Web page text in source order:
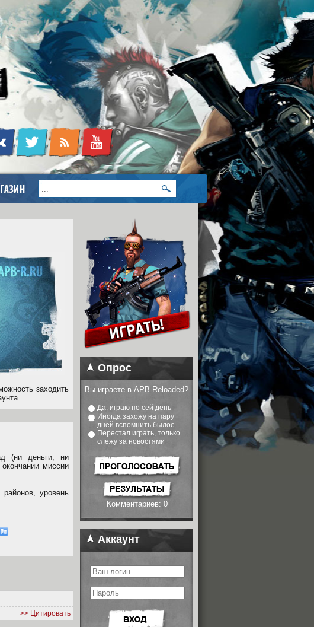
заходить
(ни деньги, ни
миссии
уровень
>> Цитировать
Опрос
Вы играете в APB Reloaded?
Да, играю по сей день
Иногда захожу на пару
дней вспомнить былое
Перестал играть, только
слежу за новостями
Комментариев: 0
Аккаунт